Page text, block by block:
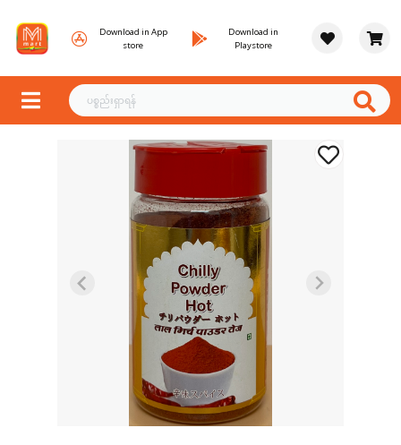
Download in App
store
Download in
Playstore